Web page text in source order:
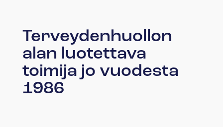
Terveydenhuollon
alan luotettava
toimija jo vuodesta
1986